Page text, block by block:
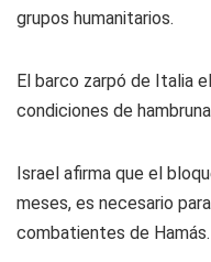
grupos humanitarios.
El barco zarpó de Italia
condiciones de
Israel afirma que el
meses, es necesario
combatientes de Hamás.